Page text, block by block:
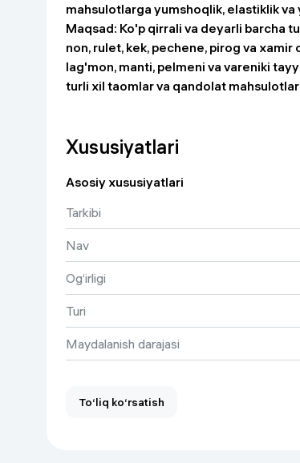
Uy va bog‘
Kanselyariya
Kitoblar
Kiyim-kechak va Oyoq
mahsulotlarga yumshoqlik, elastiklik
Maqsad: Ko'p qirrali va deyarli barcha
non, rulet, kek, pechene, pirog va xamir
lag'mon, manti, pelmeni va vareniki
turli xil taomlar va qandolat
Xususiyatlari
Asosiy xususiyatlari
Tarkibi
Nav
Og‘irligi
Turi
Maydalanish darajasi
To‘liq ko‘rsatish